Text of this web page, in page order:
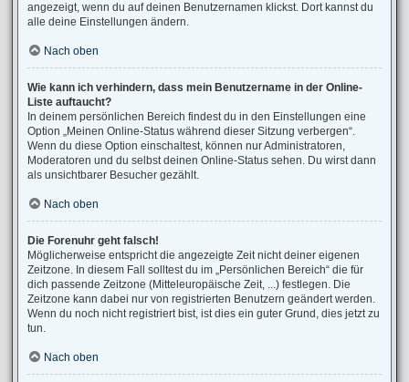
angezeigt, wenn du auf deinen Benutzernamen klickst. Dort kannst du
alle deine Einstellungen ändern.
Nach oben
Wie kann ich verhindern, dass mein Benutzername in der Online-
Liste auftaucht?
In deinem persönlichen Bereich findest du in den Einstellungen eine
Option „Meinen Online-Status während dieser Sitzung verbergen“.
Wenn du diese Option einschaltest, können nur Administratoren,
Moderatoren und du selbst deinen Online-Status sehen. Du wirst dann
als unsichtbarer Besucher gezählt.
Nach oben
Die Forenuhr geht falsch!
Möglicherweise entspricht die angezeigte Zeit nicht deiner eigenen
Zeitzone. In diesem Fall solltest du im „Persönlichen Bereich“ die für
dich passende Zeitzone (Mitteleuropäische Zeit, ...) festlegen. Die
Zeitzone kann dabei nur von registrierten Benutzern geändert werden.
Wenn du noch nicht registriert bist, ist dies ein guter Grund, dies jetzt zu
tun.
Nach oben